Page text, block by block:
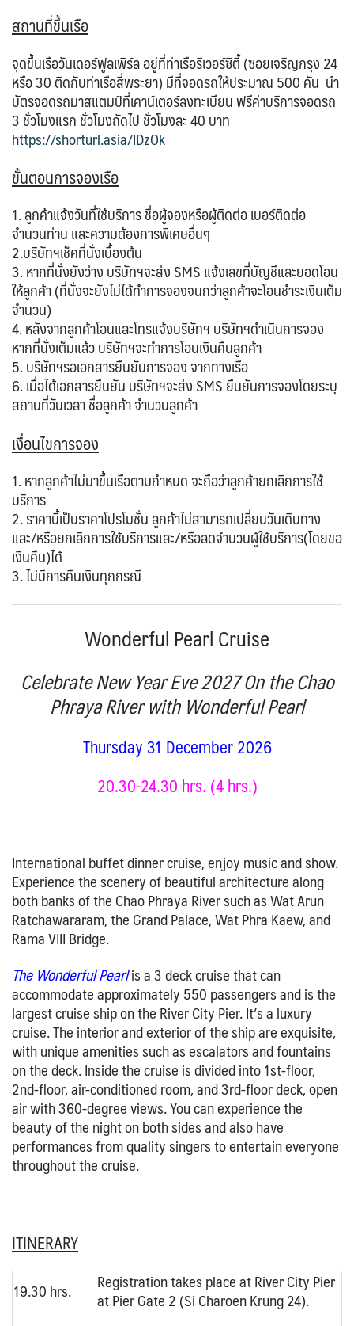
สถานที่ขึ้นเรือ
จุดขึ้นเรือวันเดอร์ฟูลเพิร์ล อยู่ที่ท่าเรือริเวอร์ซิตี้ (ซอยเจริญกรุง 24
หรือ 30 ติดกับท่าเรือสี่พระยา) มีที่จอดรถให้ประมาณ 500 คัน นำ
บัตรจอดรถมาสแตมป์ที่เคาน์เตอร์ลงทะเบียน ฟรีค่าบริการจอดรถ
3 ชั่วโมงแรกชั่วโมงถัดไป ชั่วโมงละ 40 บาท
https://shorturl.asia/IDzOk
ขั้นตอนการจองเรือ
1. ลูกค้าแจ้งวันที่ใช้บริการ ชื่อผู้จองหรือผู้ติดต่อ เบอร์ติดต่อ
จำนวนท่าน และความต้องการพิเศษอื่นๆ
2.บริษัทฯเช็คที่นั่งเบื้องต้น
3. หากที่นั่งยังว่าง บริษัทฯจะส่ง SMS แจ้งเลขที่บัญชีและยอดโอน
ให้ลูกค้า (ที่นั่งจะยังไม่ได้ทำการจองจนกว่าลูกค้าจะโอนชำระเงินเต็ม
จำนวน)
4. หลังจากลูกค้าโอนและโทรแจ้งบริษัทฯ บริษัทฯดำเนินการจอง
หากที่นั่งเต็มแล้ว บริษัทฯจะทำการโอนเงินคืนลูกค้า
5. บริษัทฯรอเอกสารยืนยันการจอง จากทางเรือ
6. เมื่อได้เอกสารยืนยัน บริษัทฯจะส่ง SMS ยืนยันการจองโดยระบุ
สถานที่วันเวลา ชื่อลูกค้า จำนวนลูกค้า
เงื่อนไขการจอง
1. หากลูกค้าไม่มาขึ้นเรือตามกำหนด จะถือว่าลูกค้ายกเลิกการใช้
บริการ
2. ราคานี้เป็นราคาโปรโมชั่น ลูกค้าไม่สามารถเปลี่ยนวันเดินทาง
และ/หรือยกเลิกการใช้บริการและ/หรือลดจำนวนผู้ใช้บริการ(โดยขอ
เงินคืน)ได้
3. ไม่มีการคืนเงินทุกกรณี
Wonderful Pearl Cruise
Celebrate New Year Eve 2027 On the Chao
Phraya River with Wonderful Pearl
Thursday 31 December 2026
20.30-24.30 hrs. (4 hrs.)
International buffet dinner cruise, enjoy music and show.
Experience the scenery of beautiful architecture along
both banks of the Chao Phraya River such as Wat Arun
Ratchawararam, the Grand Palace, Wat Phra Kaew, and
Rama VIII Bridge.
The Wonderful Pearlis a 3 deck cruise that can
accommodate approximately 550 passengers and is the
largest cruise ship on the River City Pier. It’s a luxury
cruise. The interior and exterior of the ship are exquisite,
with unique amenities such as escalators and fountains
on the deck. Inside the cruise is divided into 1st-floor,
2nd-floor, air-conditioned room, and 3rd-floor deck, open
air with 360-degree views. You can experience the
beauty of the night on both sides and also have
performances from quality singers to entertain everyone
throughout the cruise.
ITINERARY
19.30 hrs. Registration takes place at River City Pier
at Pier Gate 2 (Si Charoen Krung 24).